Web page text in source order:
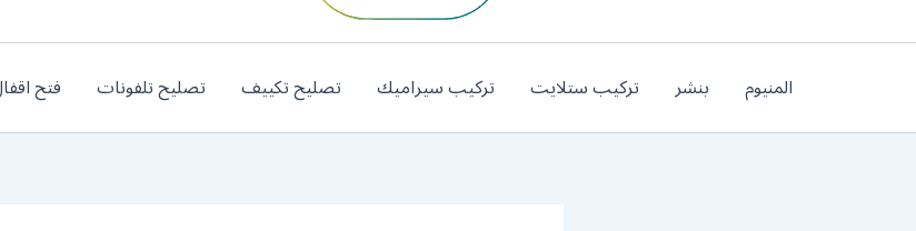
المنيوم بنشر تركيب ستلايت تركيب سيراميك تصليح تكييف تصليح تلفونات فتح